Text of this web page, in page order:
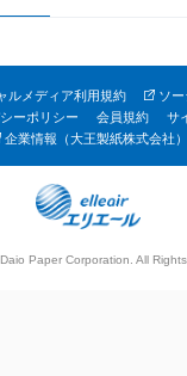
ルメディア利用規約
ソ
ーポリシー
会員規約
サ
企業情報（大王製紙株式会社）
Paper Corporation. All Rights